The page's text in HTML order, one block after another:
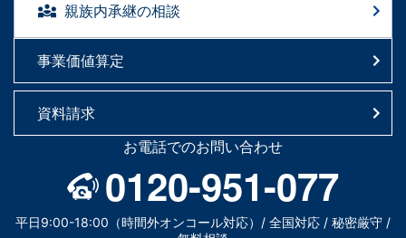
親族内承継の相談
事業価値算定
資料請求
お電話でのお問い合わせ
0120-951-077
平日9:00-18:00（時間外オンコール対応）/ 全国対応 / 秘密厳守 /